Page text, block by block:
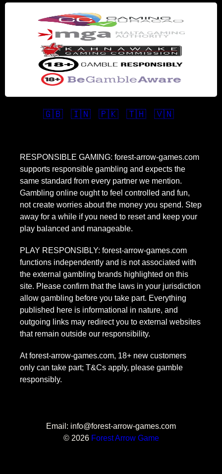
🇬🇧 🇮🇳 🇵🇰 🇹🇭 🇻🇳
RESPONSIBLE GAMING: forest-arrow-games.com
supports responsible gambling and expects the
same standard from every partner we mention.
Gambling online ought to feel controlled and fun,
not create worries about the money you spend. Step
away for a while if you need to reset and keep your
play balanced and manageable.
PLAY RESPONSIBLY: forest-arrow-games.com
functions independently and is not associated with
the external gambling brands highlighted on this
site. Please confirm that the laws in your jurisdiction
allow gambling before you take part. Everything
published here is informational in nature, and
outgoing links may redirect you to external websites
that remain outside our responsibility.
At forest-arrow-games.com, 18+ new customers
only can take part; T&Cs apply, please gamble
responsibly.
Email: info@forest-arrow-games.com
© 2026 Forest Arrow Game